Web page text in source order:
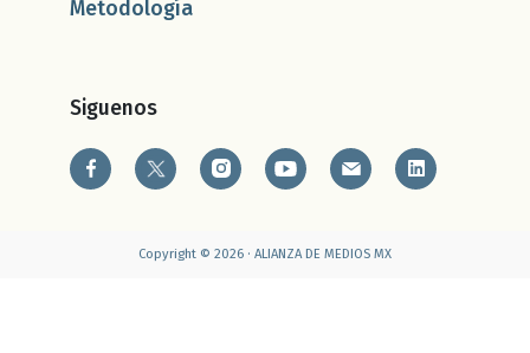
Metodología
Siguenos
Copyright © 2026 · ALIANZA DE MEDIOS MX